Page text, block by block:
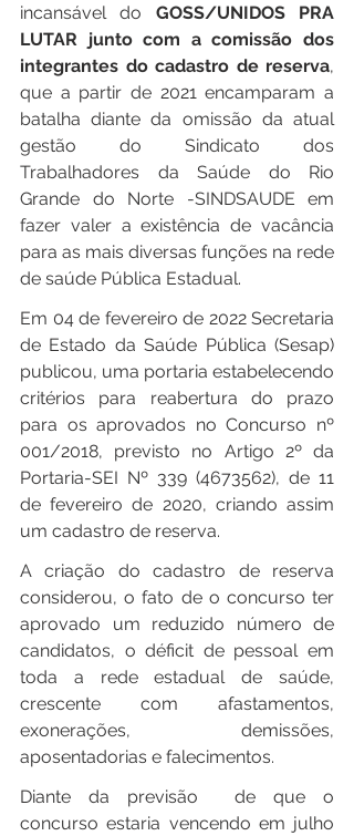
incansável do GOSS/UNIDOS PRA
LUTAR junto com a comissão dos
integrantes do cadastro de reserva,
que a partir de 2021 encamparam a
batalha diante da omissão da atual
gestão do Sindicato dos
Trabalhadores da Saúde do Rio
Grande do Norte -SINDSAUDE em
fazer valer a existência de vacância
para as mais diversas funções na rede
de saúde Pública Estadual.
Em 04 de fevereiro de 2022 Secretaria
de Estado da Saúde Pública (Sesap)
publicou, uma portaria estabelecendo
critérios para reabertura do prazo
para os aprovados no Concurso nº
001/2018, previsto no Artigo 2º da
Portaria-SEI Nº 339 (4673562), de 11
de fevereiro de 2020, criando assim
um cadastro de reserva.
A criação do cadastro de reserva
considerou, o fato de o concurso ter
aprovado um reduzido número de
candidatos, o déficit de pessoal em
toda a rede estadual de saúde,
crescente com afastamentos,
exonerações, demissões,
aposentadorias e falecimentos.
Diante da previsão  de que o
concurso estaria vencendo em julho